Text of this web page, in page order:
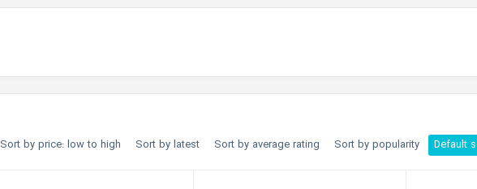
Default
Sort by popularity
Sort by average rating
Sort by latest
Sort by price: low to high